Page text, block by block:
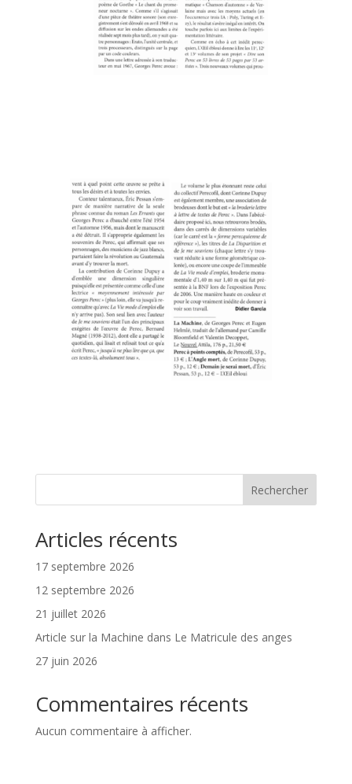
Rechercher
Articles récents
17 septembre 2026
12 septembre 2026
21 juillet 2026
Article sur la Machine dans Le Matricule des anges
27 juin 2026
Commentaires récents
Aucun commentaire à afficher.